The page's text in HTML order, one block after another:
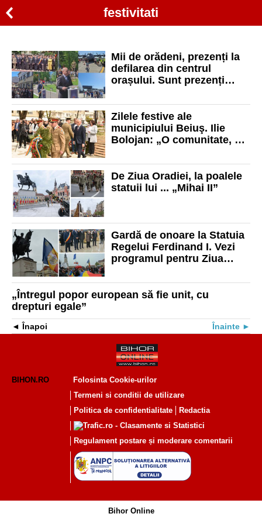
festivitati
Mii de orădeni, prezenți la
defilarea din centrul
orașului. Sunt prezenți
Crin Antonescu
Zilele festive ale
municipiului Beiuş. Ilie
Bolojan: „O comunitate, un
lideri care să traseze o
direcţie”
De Ziua Oradiei, la poalele
statuii lui ... „Mihai II”
Gardă de onoare la Statuia
Regelui Ferdinand I. Vezi
programul pentru Ziua
„Întregul popor european să fie unit, cu
drepturi egale”
Înapoi Înainte
BIHON.RO
Folosinta Cookie-urilor
Termeni si conditii de utilizare
Politica de confidentialitate
Redactia
Regulament postare și moderare comentarii
Bihor Online